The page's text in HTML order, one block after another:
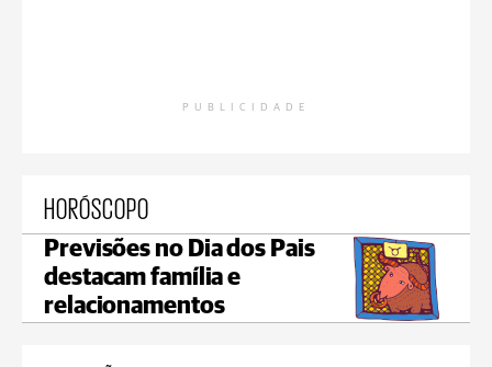
PUBLICIDADE
HORÓSCOPO
Previsões no Dia dos Pais
destacam família e
relacionamentos